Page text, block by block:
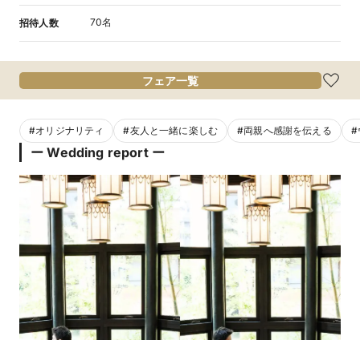
招待人数 70名
フェア一覧
#オリジナリティ #友人と一緒に楽しむ #両親へ感謝を伝える #
ー Wedding report ー